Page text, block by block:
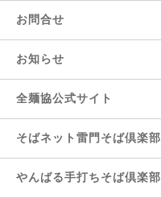
お問合せ
お知らせ
全麺協公式サイト
そばネット雷門そば倶楽部
やんばる手打ちそば倶楽部